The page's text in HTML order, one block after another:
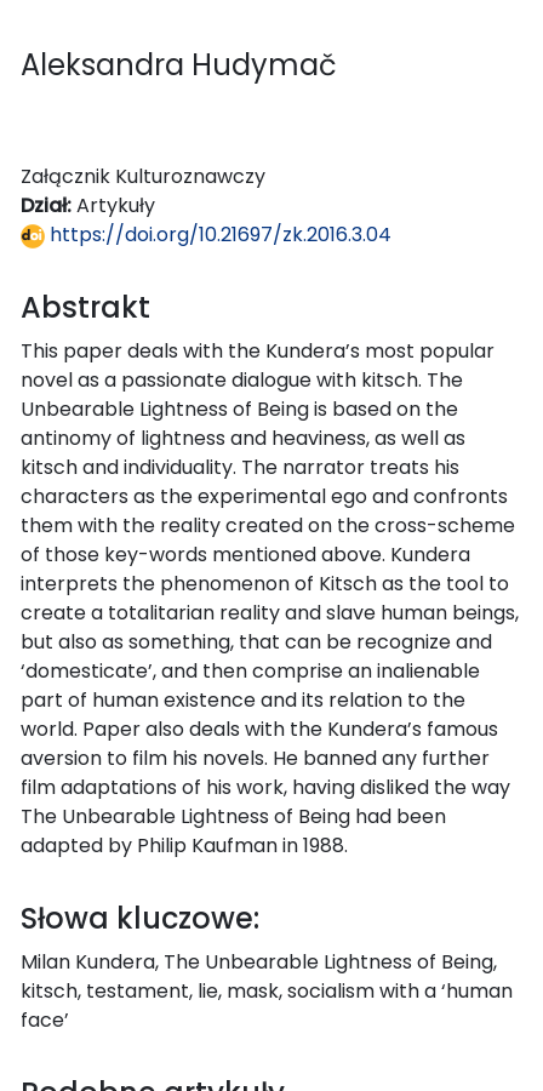
Aleksandra Hudymač
Załącznik Kulturoznawczy
Dział:Artykuły
https://doi.org/10.21697/zk.2016.3.04
Abstrakt
This paper deals with the Kundera’s most popular
novel as a passionate dialogue with kitsch. The
Unbearable Lightness of Being is based on the
antinomy of lightness and heaviness, as well as
kitsch and individuality. The narrator treats his
characters as the experimental ego and confronts
them with the reality created on the cross-scheme
of those key-words mentioned above. Kundera
interprets the phenomenon of Kitsch as the tool to
create a totalitarian reality and slave human beings,
but also as something, that can be recognize and
‘domesticate’, and then comprise an inalienable
part of human existence and its relation to the
world. Paper also deals with the Kundera’s famous
aversion to film his novels. He banned any further
film adaptations of his work, having disliked the way
The Unbearable Lightness of Being had been
adapted by Philip Kaufman in 1988.
Słowa kluczowe:
Milan Kundera, The Unbearable Lightness of Being,
kitsch, testament, lie, mask, socialism with a ‘human
face’